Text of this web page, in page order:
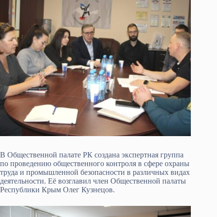
В Общественной палате РК создана экспертная группа
по проведению общественного контроля в сфере охраны
труда и промышленной безопасности в различных видах
деятельности. Её возглавил член Общественной палаты
Республики Крым Олег Кузнецов.